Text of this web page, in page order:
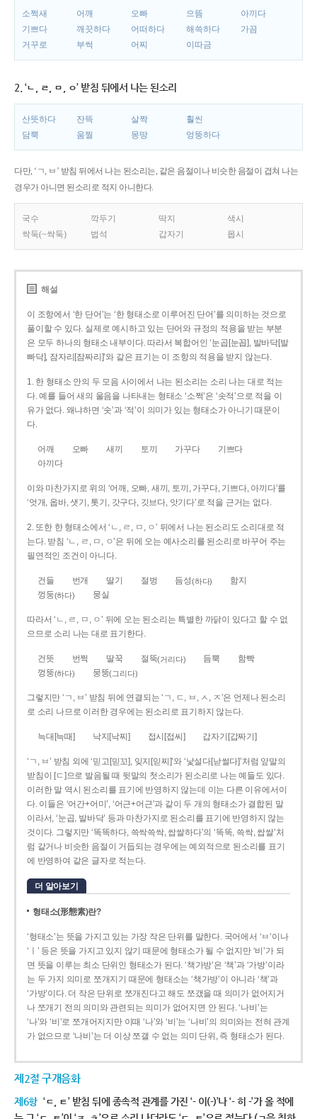
소쩍새 어깨 오빠 으뜸
아끼다
기쁘다
깨끗하다 어떠하다 해쓱하다
가끔
거꾸로
부썩 어찌 이따금
2. ‘ㄴ, ㄹ, ㅁ, ㅇ’ 받침 뒤에서 나는 된소리
산뜻하다 잔뜩 살짝
훨씬
담뿍
움찔 몽땅 엉뚱하다
다만, ‘ㄱ, ㅂ’ 받침 뒤에서 나는 된소리는, 같은 음절이나 비슷한 음절이 겹쳐 나는
경우가 아니면 된소리로 적지 아니한다.
국수 깍두기 딱지
색시
싹둑(~싹둑)
법석 갑자기 몹시
해설
이 조항에서 ‘한 단어’는 ‘한 형태소로 이루어진 단어’를 의미하는 것으로
풀이할 수 있다. 실제로 예시하고 있는 단어와 규정의 적용을 받는 부분
은 모두 하나의 형태소 내부이다. 따라서 복합어인 ‘눈곱[눈꼽], 발바닥[발
빠닥], 잠자리[잠짜리]’와 같은 표기는 이 조항의 적용을 받지 않는다.
1. 한 형태소 안의 두 모음 사이에서 나는 된소리는 소리 나는 대로 적는
다. 예를 들어 새의 울음을 나타내는 형태소 ‘소쩍’은 ‘솟적’으로 적을 이
유가 없다. 왜냐하면 ‘솟’과 ‘적’이 의미가 있는 형태소가 아니기 때문이
다.
어깨 오빠 새끼 토끼 가꾸다
기쁘다
아끼다
이와 마찬가지로 위의 ‘어깨, 오빠, 새끼, 토끼, 가꾸다, 기쁘다, 아끼다’를
‘엇개, 옵바, 샛기, 톳기, 갓구다, 깃브다, 앗기다’로 적을 근거는 없다.
2. 또한 한 형태소에서 ‘ㄴ, ㄹ, ㅁ, ㅇ’ 뒤에서 나는 된소리도 소리대로 적
는다. 받침 ‘ㄴ, ㄹ, ㅁ, ㅇ’은 뒤에 오는 예사소리를 된소리로 바꾸어 주는
필연적인 조건이 아니다.
건들 번개 딸기 절벙 듬성(하다)
함지
껑둥(하다) 뭉실
따라서 ‘ㄴ, ㄹ, ㅁ, ㅇ’ 뒤에 오는 된소리는 특별한 까닭이 있다고 할 수 없
으므로 소리 나는 대로 표기한다.
건뜻 번쩍 딸꾹 절뚝(거리다) 듬뿍
함빡
껑뚱(하다) 뭉뚱(그리다)
그렇지만 ‘ㄱ, ㅂ’ 받침 뒤에 연결되는 ‘ㄱ, ㄷ, ㅂ, ㅅ, ㅈ’은 언제나 된소리
로 소리 나므로 이러한 경우에는 된소리로 표기하지 않는다.
늑대[늑때] 낙지[낙찌] 접시[접씨] 갑자기[갑짜기]
‘ㄱ, ㅂ’ 받침 외에 ‘믿고[믿꼬], 잊지[읻찌]’와 ‘낯설다[낟썰다]’처럼 앞말의
받침이 [ㄷ]으로 발음될 때 뒷말의 첫소리가 된소리로 나는 예들도 있다.
이러한 말 역시 된소리를 표기에 반영하지 않는데 이는 다른 이유에서이
다. 이들은 ‘어간+어미’, ‘어근+어근’과 같이 두 개의 형태소가 결합된 말
이라서, ‘눈곱, 발바닥’ 등과 마찬가지로 된소리를 표기에 반영하지 않는
것이다. 그렇지만 ‘똑똑하다, 쓱싹쓱싹, 쌉쌀하다’의 ‘똑똑, 쓱싹, 쌉쌀’처
럼 같거나 비슷한 음절이 거듭되는 경우에는 예외적으로 된소리를 표기
에 반영하여 같은 글자로 적는다.
더 알아보기
형태소(形態素)란?
‘형태소’는 뜻을 가지고 있는 가장 작은 단위를 말한다. 국어에서 ‘ㅂ’이나
‘ㅣ’ 등은 뜻을 가지고 있지 않기 때문에 형태소가 될 수 없지만 ‘비’가 되
면 뜻을 이루는 최소 단위인 형태소가 된다. ‘책가방’은 ‘책’과 ‘가방’이라
는 두 가지 의미로 쪼개지기 때문에 형태소는 ‘책가방’이 아니라 ‘책’과
‘가방’이다. 더 작은 단위로 쪼개진다고 해도 쪼갰을 때 의미가 없어지거
나 쪼개기 전의 의미와 관련되는 의미가 없어지면 안 된다. ‘나비’는
‘나’와 ‘비’로 쪼개어지지만 이때 ‘나’와 ‘비’는 ‘나비’의 의미와는 전혀 관계
가 없으므로 ‘나비’는 더 이상 쪼갤 수 없는 의미 단위, 즉 형태소가 된다.
제2절 구개음화
제6항 ‘ㄷ, ㅌ’ 받침 뒤에 종속적 관계를 가진 ‘- 이(-)’나 ‘- 히 -’가 올 적에